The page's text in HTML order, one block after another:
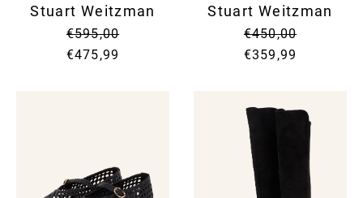
Stuart Weitzman
€595,00
€475,99
Stuart Weitzman
€450,00
€359,99